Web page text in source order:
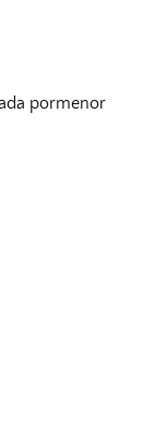
pormenor